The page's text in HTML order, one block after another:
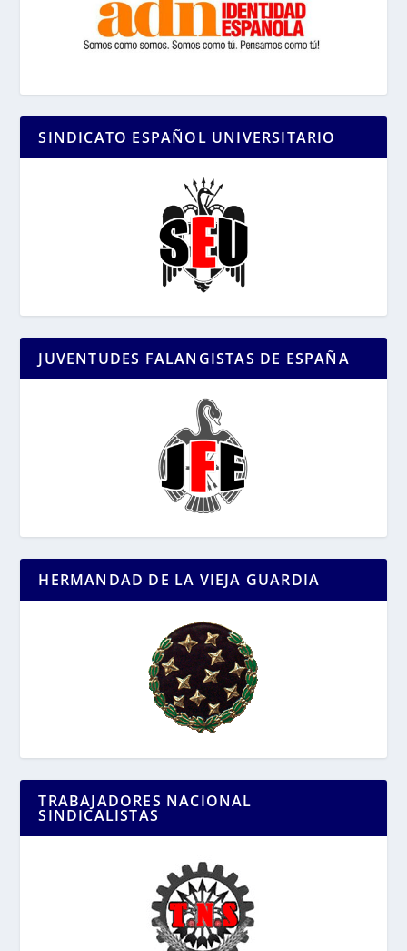
SINDICATO ESPAÑOL UNIVERSITARIO
JUVENTUDES FALANGISTAS DE ESPAÑA
HERMANDAD DE LA VIEJA GUARDIA
TRABAJADORES NACIONAL
SINDICALISTAS